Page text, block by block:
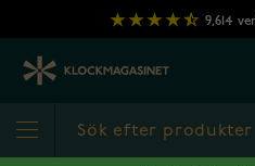
Hoppa till innehållet
9,614